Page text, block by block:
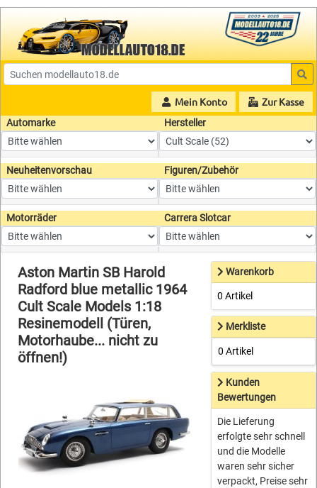
Mein Konto Zur Kasse
Automarke Hersteller
Neuheitenvorschau Figuren/Zubehör
Motorräder Carrera Slotcar
Aston Martin SB Harold
Radford blue metallic 1964
Cult Scale Models 1:18
Resinemodell (Türen,
Motorhaube... nicht zu
öffnen!)
Warenkorb
0 Artikel
Merkliste
0 Artikel
Kunden
Bewertungen
Die Lieferung
erfolgte sehr schnell
und die Modelle
waren sehr sicher
verpackt, Preise sehr